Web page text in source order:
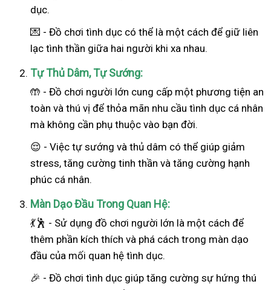
dục.
💌 - Đồ chơi tình dục có thể là một cách để giữ liên
lạc tình thần giữa hai người khi xa nhau.
Tự Thủ Dâm, Tự Sướng:
🤲 - Đồ chơi người lớn cung cấp một phương tiện an
toàn và thú vị để thỏa mãn nhu cầu tình dục cá nhân
mà không cần phụ thuộc vào bạn đời.
😌 - Việc tự sướng và thủ dâm có thể giúp giảm
stress, tăng cường tinh thần và tăng cường hạnh
phúc cá nhân.
Màn Dạo Đầu Trong Quan Hệ:
💃🕺 - Sử dụng đồ chơi người lớn là một cách để
thêm phần kích thích và phá cách trong màn dạo
đầu của mối quan hệ tình dục.
🎉 - Đồ chơi tình dục giúp tăng cường sự hứng thú